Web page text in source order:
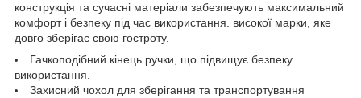
конструкція та сучасні матеріали забезпечують максимальний
комфорт і безпеку під час використання. високої марки, яке
довго зберігає свою гостроту.
Гачкоподібний кінець ручки, що підвищує безпеку
використання.
Захисний чохол для зберігання та транспортування